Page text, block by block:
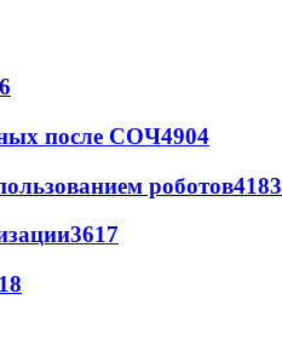
после СОЧ4904
роботов4183
3617